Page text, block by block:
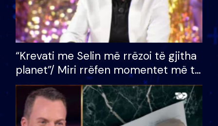
“Krevati me Selin më rrëzoi të gjitha
planet”/ Miri rrëfen momentet më të
bukura në shtëpinë e BB VIP: Do më
mungojë zilja e mëngjesit kur…